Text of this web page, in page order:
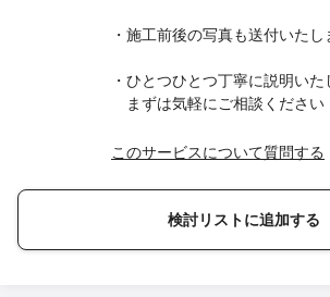
・施工前後の写真も送付いたし
・ひとつひとつ丁寧に説明い
まずは気軽にご相談ください
このサービスについて質問する
検討リストに追加する